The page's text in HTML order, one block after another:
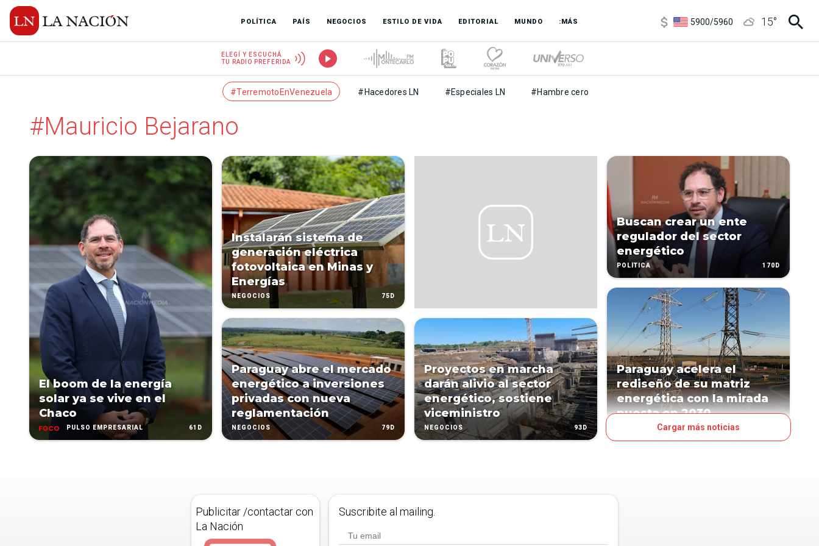
POLÍTICA PAÍS NEGOCIOS ESTILO DE VIDA EDITORIAL MUNDO :MÁS
5900/5960
15°
ELEGÍ Y ESCUCHÁ
TU RADIO PREFERIDA
#TerremotoEnVenezuela #Hacedores LN #Especiales LN #Hambre cero
#Mauricio Bejarano
El boom de la energía
solar ya se vive en el
Chaco
PULSO EMPRESARIAL 61D
Instalarán sistema de
generación eléctrica
fotovoltaica en Minas y
Energías
NEGOCIOS 75D
Paraguay abre el mercado
energético a inversiones
privadas con nueva
reglamentación
NEGOCIOS 79D
Proyectos en marcha
darán alivio al sector
energético, sostiene
viceministro
NEGOCIOS 93D
Buscan crear un ente
regulador del sector
energético
POLÍTICA 170D
Paraguay acelera el
rediseño de su matriz
energética con la mirada
puesta en 2030
Cargar más noticias
Publicitar /contactar con
La Nación
Suscribite al mailing.